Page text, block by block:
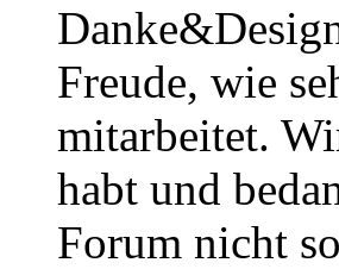
Freude, wie
mitarbeitet.
habt und
Forum nicht